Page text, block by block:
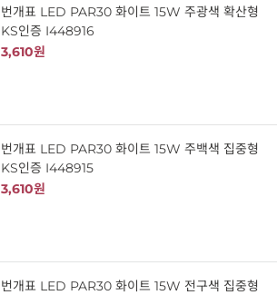
번개표 LED PAR30 화이트 15W 주광색 확산형
KS인증 I448916
3,610원
번개표 LED PAR30 화이트 15W 주백색 집중형
KS인증 I448915
3,610원
번개표 LED PAR30 화이트 15W 전구색 집중형